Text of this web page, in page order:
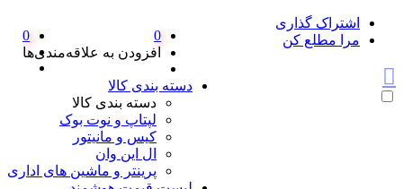
اشتراک گذاری
مرا مطلع کن
0
افزودن به علاقه‌مندی‌ها
0
دسته بندی کالا
دسته بندی کالا
لپتاپ و نوت بوک
کیس و مانیتور
ال این وان
پرینتر و ماشین های اداری